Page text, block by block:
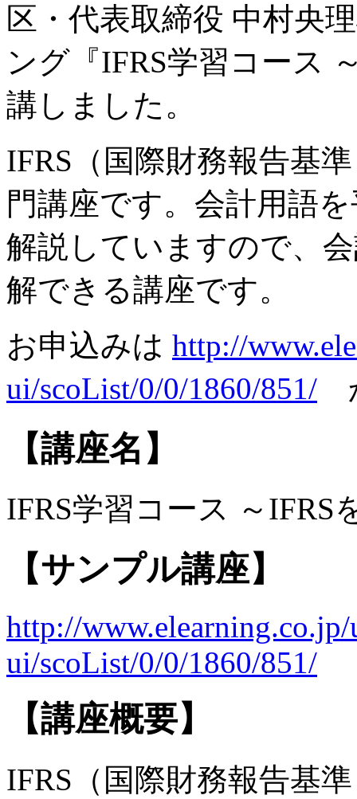
区・代表取締役 中村央
ング『IFRS学習コース
講しました。
IFRS（国際財務報告基
門講座です。会計用語
解説していますので、
解できる講座です。
お申込みは http://
ui/scoList/0/0/1860/851/
【講座名】
IFRS学習コース ～IFRS
【サンプル講座】
http://www.elearning.co.jp/
ui/scoList/0/0/1860/851/
【講座概要】
IFRS（国際財務報告基